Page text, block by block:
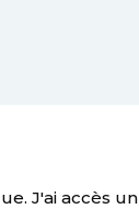
J'ai accès un